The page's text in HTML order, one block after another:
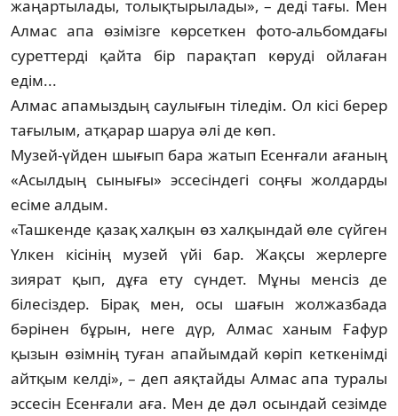
жаңартылады, толықтырылады», – деді тағы. Мен
Алмас апа өзімізге көрсеткен фото-альбомдағы
сурет­терді қайта бір парақтап көруді ойлаған
едім...
Алмас апамыздың саулығын тіледім. Ол кісі берер
тағылым, атқарар шаруа әлі де көп.
Музей-үйден шығып бара жатып Есен­ғали ағаның
«Асылдың сынығы» эссесіндегі соңғы жолдарды
есіме алдым.
«Ташкенде қазақ халқын өз халқындай өле сүйген
Үлкен кісінің музей үйі бар. Жақ­сы жерлерге
зиярат қып, дұға ету сүндет. Мұны менсіз де
білесіздер. Бірақ мен, осы шағын жолжазбада
бәрінен бұрын, неге дүр, Алмас ханым Ғафур
қызын өзімнің туған апайымдай көріп кеткенімді
айтқым келді», – деп аяқтайды Алмас апа туралы
эссесін Есен­ғали аға. Мен де дәл осындай сезімде